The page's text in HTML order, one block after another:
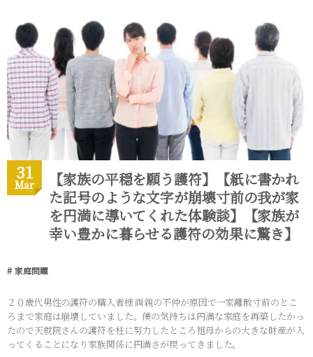
31
Mar
【家族の平穏を願う護符】【紙に書かれ
た記号のような文字が崩壊寸前の我が家
を円満に導いてくれた体験談】【家族が
幸い豊かに暮らせる護符の効果に驚き】
家庭問題
２０歳代男性の護符の購入者様 両親の不仲が原因で一家離散寸前のとこ
ろまで家庭は崩壊していました。僕の気持ちは円満な家庭を再築したかっ
たので天就院さんの護符を柱に努力したところ祖母からの大きな財産が入
ってくることになり家族関係に円満さが戻ってきました。